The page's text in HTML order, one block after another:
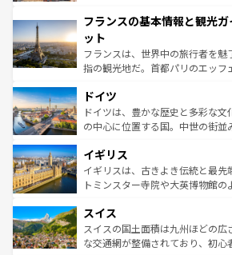
ませてくれるイタリアで、忘れら
なお、新着のイタリア情報は
しい。
文化が根付くこの国では、情熱的
れる闘牛、そして美味しいタパス
る。首都マドリードの洗練された
アートに溢れた街角から、地方で
せる。地方によって風土や気候が
性で訪れる
ンテンツ一覧を参照してほしい。
フランスの基本情報と観光
ット
フランスは、世界中の旅行者を
指の観光地だ。首都パリのエッフ
で、幅広い魅力が詰まっている。
聖堂、美しいビーチ、そして豊
から魅了する。また、フランスは
いる。シャンパンの発祥地である
香り高いラベンダー畑など、多彩
らに、パリ以外の地域にも魅力が
れる地方に足を運ぶとそれぞれで
きるだろう。 なお、新着のフ
を参照してほしい。
ドイツ
ドイツは、豊かな歴史と多彩な
の中心に位置する国。中世の街並
顔を持つこの国は、どこを歩いて
ルリンの文化的活気、バイエルン
してライン川沿いのワイン畑とい
は、お酒好きな人にはぜひ体験してほしい。
ドイツ情報はコンテンツ一覧を参
イギリス
イギリスは、古きよき伝統と最先
トミンスター寺院や大英博物館の
リアごとに異なる魅力がある。ま
ティー、ビール好きにはたまら
戦など、本場だからこそできる体
スイス
スイスの国土面積は九州ほどの
な交通網が整備されており、初心